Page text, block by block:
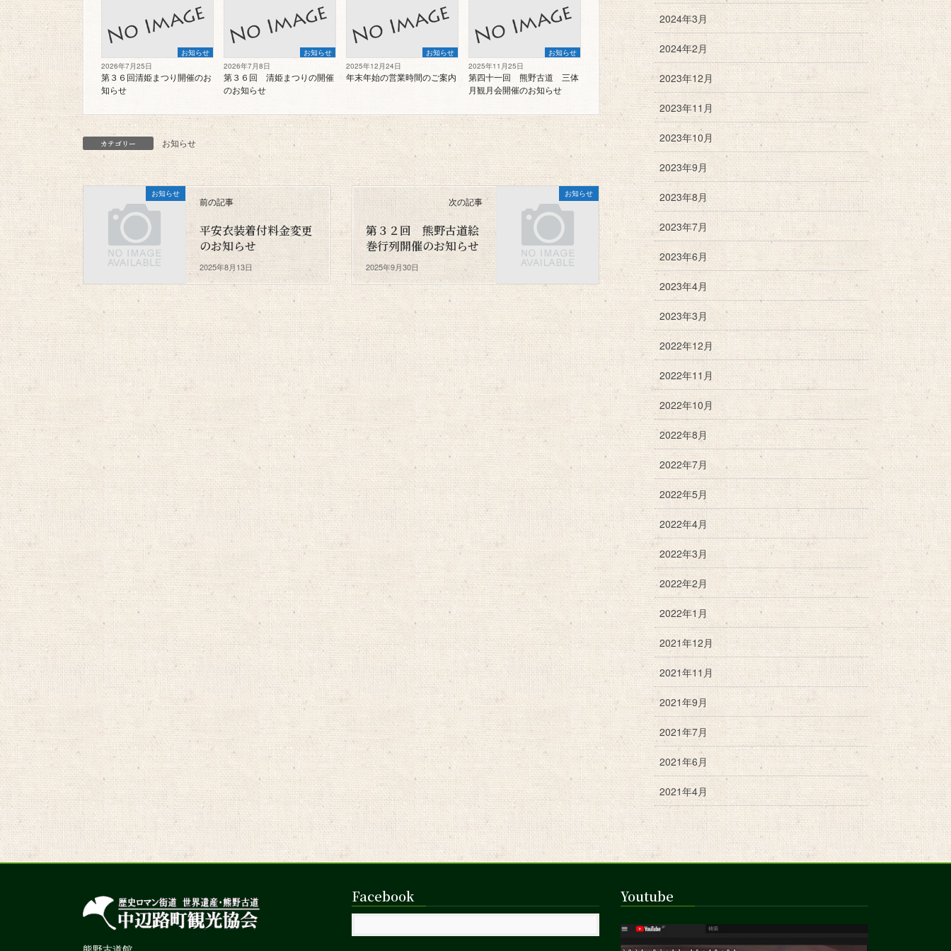
お知らせ
2026年7月25日
第３６回清姫まつり開催のお
知らせ
お知らせ
2026年7月8日
第３６回 清姫まつりの開催
のお知らせ
お知らせ
2025年12月24日
年末年始の営業時間のご案内
お知らせ
2025年11月25日
第四十一回 熊野古道 三体
月観月会開催のお知らせ
カテゴリー お知らせ
お知らせ
前の記事
平安衣装着付料金変更
のお知らせ
2025年8月13日
お知らせ
次の記事
第３２回 熊野古道絵
巻行列開催のお知らせ
2025年9月30日
2024年3月
2024年2月
2023年12月
2023年11月
2023年10月
2023年9月
2023年8月
2023年7月
2023年6月
2023年4月
2023年3月
2022年12月
2022年11月
2022年10月
2022年8月
2022年7月
2022年5月
2022年4月
2022年3月
2022年2月
2022年1月
2021年12月
2021年11月
2021年9月
2021年7月
2021年6月
2021年4月
Facebook Youtube